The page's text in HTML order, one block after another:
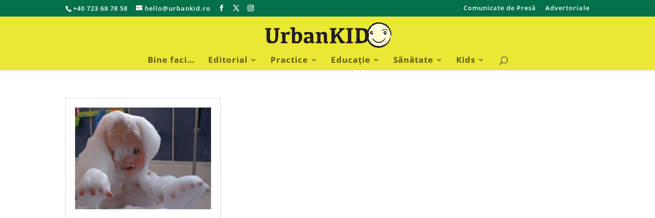
+40 723 68 78 58 hello@urbankid.ro Comunicate de Presă Advertoriale
Bine faci… Editorial Practice Educație Sănătate Kids